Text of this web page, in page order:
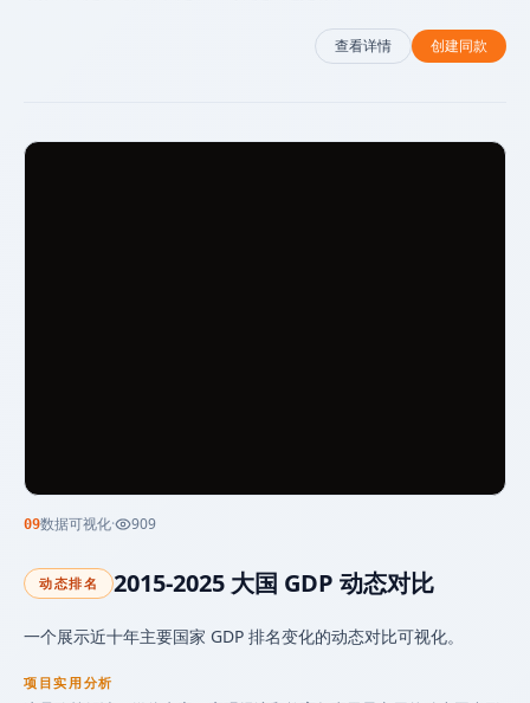
查看详情 创建同款
09数据可视化· 909
动态排名 2015-2025 大国 GDP 动态对比
一个展示近十年主要国家 GDP 排名变化的动态对比可视化。
项目实用分析